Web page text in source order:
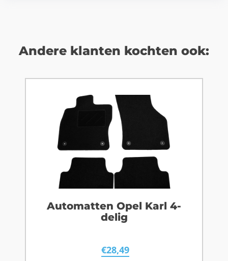
Andere klanten kochten ook:
Automatten Opel Karl 4-
delig
€28,49